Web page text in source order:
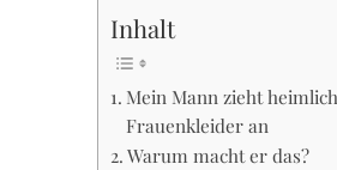
Inhalt
Mein Mann zieht heimlich
Frauenkleider an
Warum macht er das?